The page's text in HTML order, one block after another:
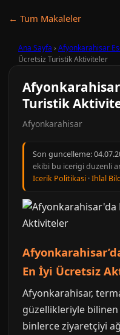
← Tum Makaleler
Ana Sayfa › Afyonkarahisar
Ücretsiz Turistik Aktiviteler
Turistik
Afyonkarahisar
Son guncelleme:
ekibi bu icerigi duzenli
Icerik Politikasi ·Ihlal
En İyi Ücretsiz
Afyonkarahisar,
güzellikleriyle
binlerce ziyaretçiyi